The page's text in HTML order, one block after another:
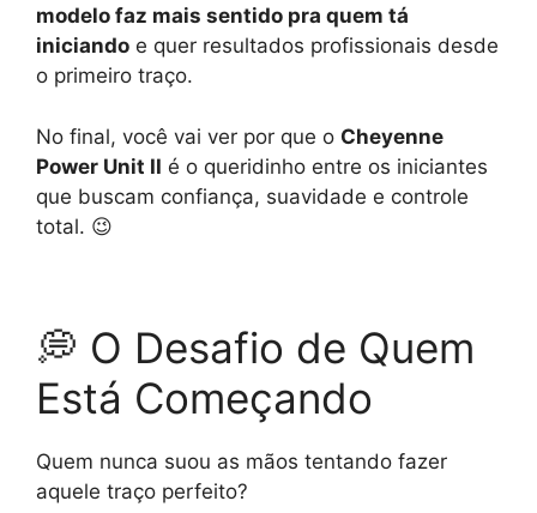
modelo faz mais sentido pra quem tá
iniciando e quer resultados profissionais desde
o primeiro traço.
No final, você vai ver por que o Cheyenne
Power Unit II é o queridinho entre os iniciantes
que buscam confiança, suavidade e controle
total. 😉
💭 O Desafio de Quem
Está Começando
Quem nunca suou as mãos tentando fazer
aquele traço perfeito?